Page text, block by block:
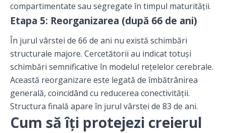
compartimentate sau segregate în timpul maturității.
Etapa 5: Reorganizarea (după 66 de ani)
În jurul vârstei de 66 de ani nu există schimbări
structurale majore. Cercetătorii au indicat totuși
schimbări semnificative în modelul rețelelor cerebrale.
Această reorganizare este legată de îmbătrânirea
generală, coincidând cu reducerea conectivității.
Structura finală apare în jurul vârstei de 83 de ani.
Cum să îți protejezi creierul